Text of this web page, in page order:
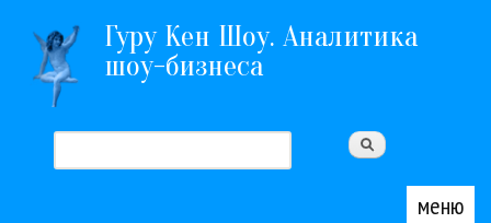
Перейти к основному содержанию
Гуру Кен Шоу. Аналитика
шоу-бизнеса
Форма поиска
меню